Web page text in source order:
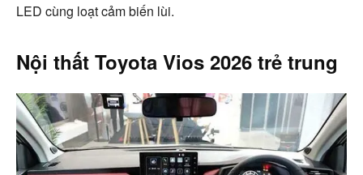
LED cùng loạt cảm biến lùi.
Nội thất Toyota Vios 2026 trẻ trung